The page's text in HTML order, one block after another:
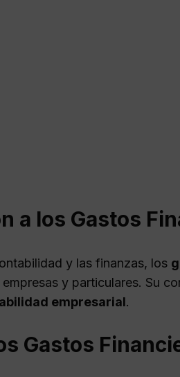
a los Gastos
y las finanzas, los
y particulares. Su
empresarial.
Gastos